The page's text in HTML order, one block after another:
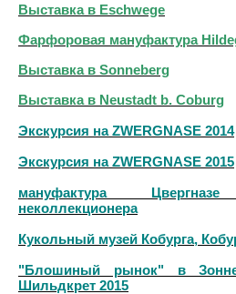
Выставка в Eschwege
Фарфоровая мануфактура
Выставка в Sonneberg
Выставка в Neustadt b. Coburg
Экскурсия на ZWERGNASE 2014
Экскурсия на ZWERGNASE 2015
мануфактура
неколлекционера
Кукольный музей Кобурга,
"Блошиный рынок" в
Шильдкрет 2015